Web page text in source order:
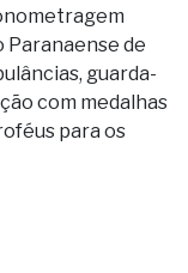
de
guarda-
com medalhas
para os